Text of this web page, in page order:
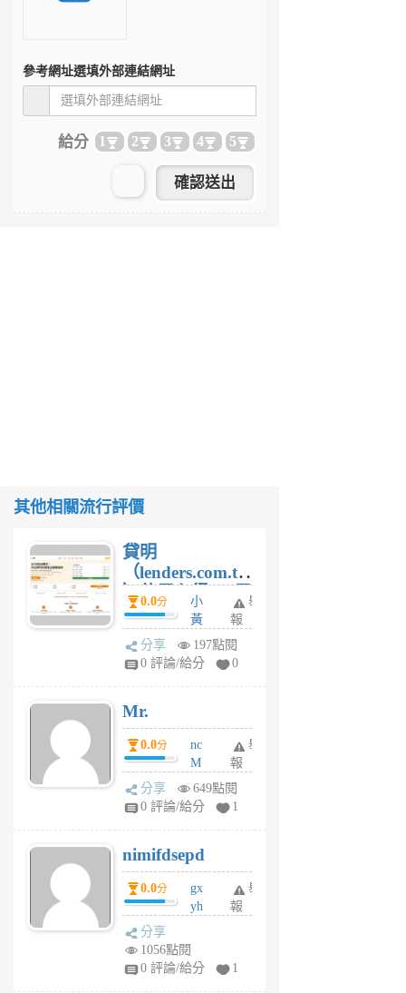
參考網址選填外部連結網址
給分 1 2 3 4 5
其他相關流行評價
貸明
（lenders.com.tw
）使用心得 — 民
間貸款比較平台
體驗
0.0分
小
黃
蜂
1
舉
報
分享
197點閱
0 評論/給分
0
Mr.
0.0分
nc
M
U
F
U
5
個
月
舉
報
分享
649點閱
0 評論/給分
1
nimifdsepd
0.0分
gx
yh
jl
舉
報
分享
1056點閱
0 評論/給分
1